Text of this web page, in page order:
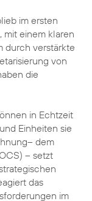
im ersten
mit einem klaren
durch verstärkte
von
die
in Echtzeit
Einheiten sie
dem
– setzt
das
im